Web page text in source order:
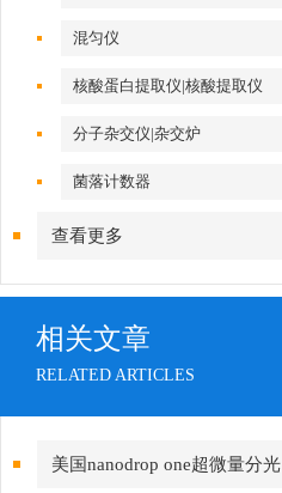
混匀仪
核酸蛋白提取仪|核酸提取仪
分子杂交仪|杂交炉
菌落计数器
查看更多
相关文章
RELATED ARTICLES
美国nanodrop one超微量分光